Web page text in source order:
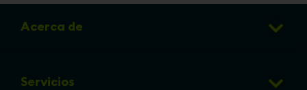
Acerca de
Club de Puntos
Servicios